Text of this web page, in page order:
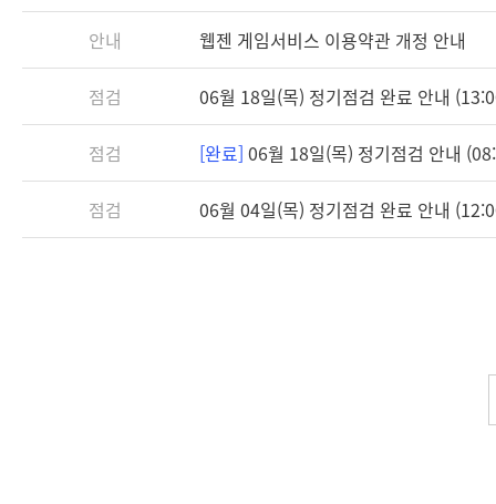
안내 웹젠 게임서비스 이용약관 개정 안내
점검 06월 18일(목) 정기점검 완료 안내
점검 [완료] 06월 18일(목) 정기점검 안내
점검 06월 04일(목) 정기점검 완료 안내